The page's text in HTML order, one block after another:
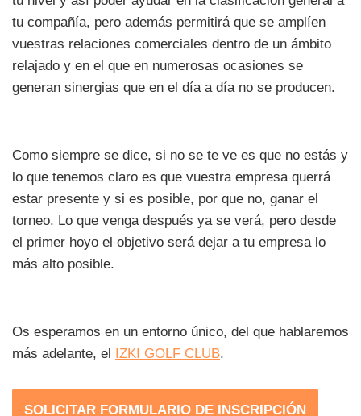
tu compañía, pero además permitirá que se amplíen
vuestras relaciones comerciales dentro de un ámbito
relajado y en el que en numerosas ocasiones se
generan sinergias que en el día a día no se producen.
Como siempre se dice, si no se te ve es que no estás y
lo que tenemos claro es que vuestra empresa querrá
estar presente y si es posible, por que no, ganar el
torneo. Lo que venga después ya se verá, pero desde
el primer hoyo el objetivo será dejar a tu empresa lo
más alto posible.
Os esperamos en un entorno único, del que hablaremos
más adelante, el IZKI GOLF CLUB.
SOLICITAR FORMULARIO DE INSCRIPCIÓN